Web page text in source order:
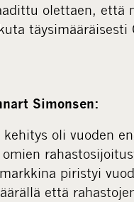
olettaen, että
Simonsen:
kehitys oli vuoden
piristyi
että